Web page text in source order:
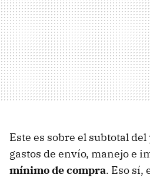
Este es sobre el subtotal
gastos de envío, manejo e
mínimo de compra. Eso sí,